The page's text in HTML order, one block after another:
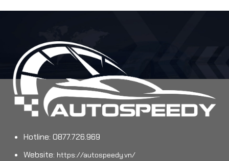
Hotline: 0877.726.969
Website: https://autospeedy.vn/